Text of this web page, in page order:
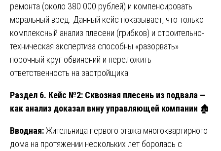
ремонта (около 380 000 рублей) и компенсировать
моральный вред. Данный кейс показывает, что только
комплексный анализ плесени (грибков) и строительно-
техническая экспертиза способны «разорвать»
порочный круг обвинений и переложить
ответственность на застройщика.
Раздел 6. Кейс №2: Сквозная плесень из подвала —
как анализ доказал вину управляющей компании 🏚️
Вводная:Жительница первого этажа многоквартирного
дома на протяжении нескольких лет боролась с